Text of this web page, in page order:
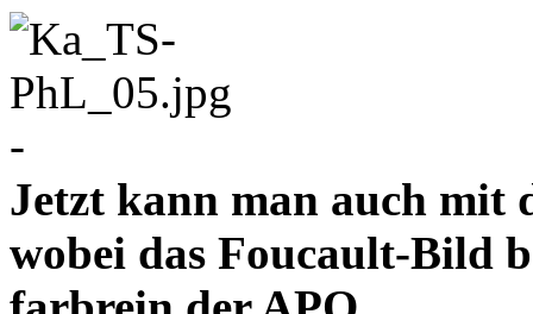
-
Jetzt kann man auch mit
wobei das Foucault-Bild